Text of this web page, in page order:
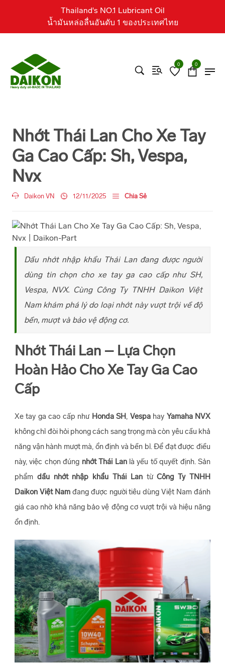
Thailand's NO.1 Lubricant Oil
น้ำมันหล่อลื่นอันดับ 1 ของประเทศไทย
0 0
Nhớt Thái Lan Cho Xe Tay
Ga Cao Cấp: Sh, Vespa,
Nvx
Daikon VN 12/11/2025 Chia Sẻ
Dầu nhớt nhập khẩu Thái Lan đang được người
dùng tin chọn cho xe tay ga cao cấp như SH,
Vespa, NVX. Cùng Công Ty TNHH Daikon Việt
Nam khám phá lý do loại nhớt này vượt trội về độ
bền, mượt và bảo vệ động cơ.
Nhớt Thái Lan – Lựa Chọn
Hoàn Hảo Cho Xe Tay Ga Cao
Cấp
Xe tay ga cao cấp như Honda SH, Vespahay Yamaha NVX
không chỉ đòi hỏi phong cách sang trọng mà còn yêu cầu khả
năng vận hành mượt mà, ổn định và bền bỉ. Để đạt được điều
này, việc chọn đúng nhớt Thái Lanlà yếu tố quyết định. Sản
phẩm dầu nhớt nhập khẩu Thái LantừCông Ty TNHH
Daikon Việt Namđang được người tiêu dùng Việt Nam đánh
giá cao nhờ khả năng bảo vệ động cơ vượt trội và hiệu năng
ổn định.